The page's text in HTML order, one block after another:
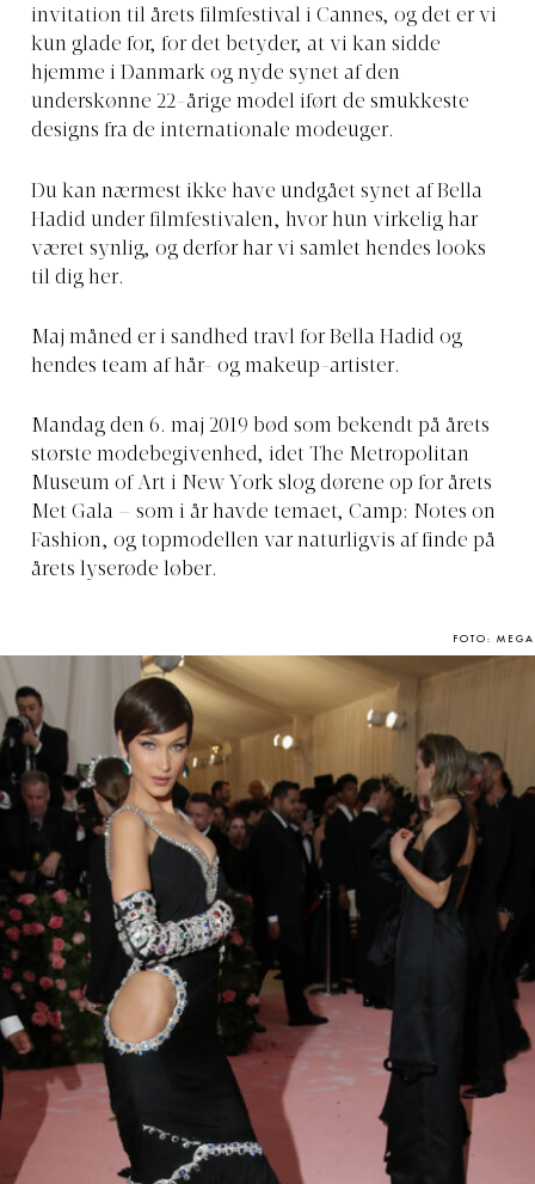
invitation til årets filmfestival i Cannes, og det er vi
kun glade for, for det betyder, at vi kan sidde
hjemme i Danmark og nyde synet af den
underskønne 22-årige model iført de smukkeste
designs fra de internationale modeuger.
Du kan nærmest ikke have undgået synet af Bella
Hadid under filmfestivalen, hvor hun virkelig har
været synlig, og derfor har vi samlet hendes looks
til dig her.
Maj måned er i sandhed travl for Bella Hadid og
hendes team af hår- og makeup-artister.
Mandag den 6. maj 2019 bød som bekendt på årets
største modebegivenhed, idet The Metropolitan
Museum of Art i New York slog dørene op for årets
Met Gala – som i år havde temaet, Camp: Notes on
Fashion, og topmodellen var naturligvis af finde på
årets lyserøde løber.
FOTO: MEGA